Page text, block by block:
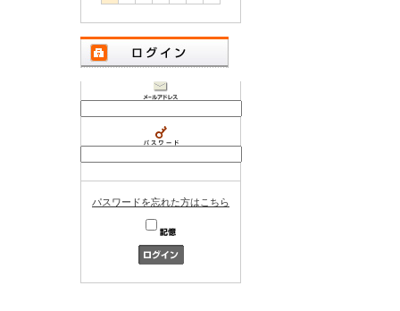
パスワードを忘れた方はこちら